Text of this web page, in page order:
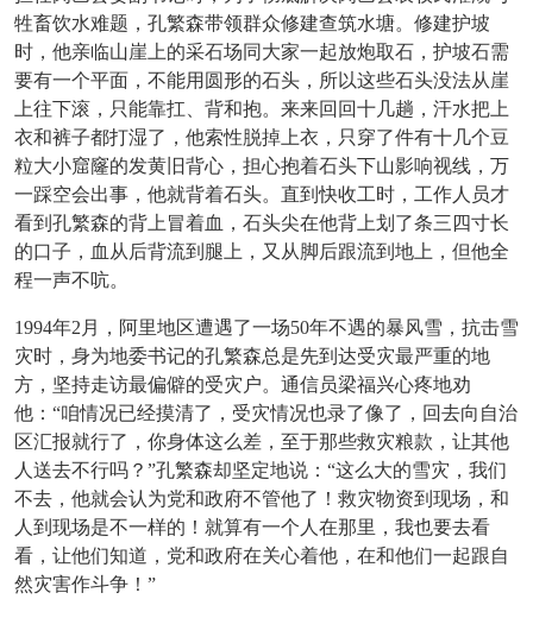
牲畜饮水难题，孔繁森带领群众修建查筑水塘。修建护坡
时，他亲临山崖上的采石场同大家一起放炮取石，护坡石需
要有一个平面，不能用圆形的石头，所以这些石头没法从崖
上往下滚，只能靠扛、背和抱。来来回回十几趟，汗水把上
衣和裤子都打湿了，他索性脱掉上衣，只穿了件有十几个豆
粒大小窟窿的发黄旧背心，担心抱着石头下山影响视线，万
一踩空会出事，他就背着石头。直到快收工时，工作人员才
看到孔繁森的背上冒着血，石头尖在他背上划了条三四寸长
的口子，血从后背流到腿上，又从脚后跟流到地上，但他全
程一声不吭。
1994年2月，阿里地区遭遇了一场50年不遇的暴风雪，抗击雪
灾时，身为地委书记的孔繁森总是先到达受灾最严重的地
方，坚持走访最偏僻的受灾户。通信员梁福兴心疼地劝
他：“咱情况已经摸清了，受灾情况也录了像了，回去向自治
区汇报就行了，你身体这么差，至于那些救灾粮款，让其他
人送去不行吗？”孔繁森却坚定地说：“这么大的雪灾，我们
不去，他就会认为党和政府不管他了！救灾物资到现场，和
人到现场是不一样的！就算有一个人在那里，我也要去看
看，让他们知道，党和政府在关心着他，在和他们一起跟自
然灾害作斗争！”